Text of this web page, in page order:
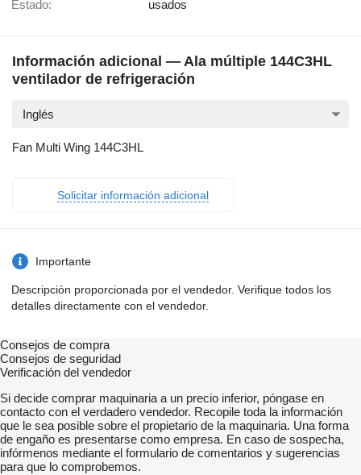
Estado: usados
Información adicional — Ala múltiple 144C3HL
ventilador de refrigeración
Inglés
Fan Multi Wing 144C3HL
Solicitar información adicional
Importante
Descripción proporcionada por el vendedor. Verifique todos los
detalles directamente con el vendedor.
Consejos de compra
Consejos de seguridad
Verificación del vendedor
Si decide comprar maquinaria a un precio inferior, póngase en
contacto con el verdadero vendedor. Recopile toda la información
que le sea posible sobre el propietario de la maquinaria. Una forma
de engaño es presentarse como empresa. En caso de sospecha,
infórmenos mediante el formulario de comentarios y sugerencias
para que lo comprobemos.